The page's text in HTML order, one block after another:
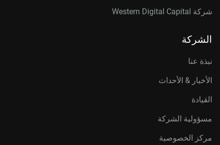
شركة Western Digital Capital
الشركة
نبذة عنا
الأخبار & الأحداث
القيادة
مسؤولية الشركة
مركز الخصوصية